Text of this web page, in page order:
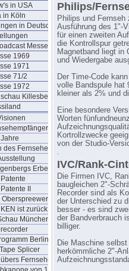
in USA
in Köln
in Deutschland
Messen
1969
1971
71/2
1972
Killesberg
Fernsehens
Erbe
II
ist zurück
München
Berlin
Splicer
Fernsehen
Philips/
Philips und
Ausführung des 1"-
für einen zweiten
die Kontrollspur
Magnetband liegt in
und Wiedergabe
Der Time-Code
volle Bandspule hat
kleiner als 2% und
Eine besondere
Worten
Kortrollzwecke
von der Studio-
.
IVC/Rank-
Die Firmen IVC,
baugleichen 2"-
Recorder sind als
der Unterschied zu
besser - es sind
der Bandverbrauch
billiger.
Die Maschine
herkömmliche 2"-